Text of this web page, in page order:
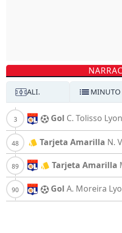
ALI. MINUTO
Gol C. Tolisso Lyon
Tarjeta Amarilla N.
Tarjeta Amarilla
Gol A. Moreira